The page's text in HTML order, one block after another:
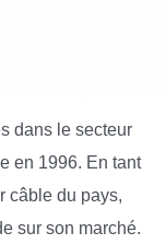
dans le secteur
en 1996. En tant
câble du pays,
sur son marché.